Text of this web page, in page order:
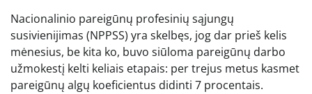
Nacionalinio pareigūnų profesinių sąjungų
susivienijimas (NPPSS) yra skelbęs, jog dar prieš kelis
mėnesius, be kita ko, buvo siūloma pareigūnų darbo
užmokestį kelti keliais etapais: per trejus metus kasmet
pareigūnų algų koeficientus didinti 7 procentais.